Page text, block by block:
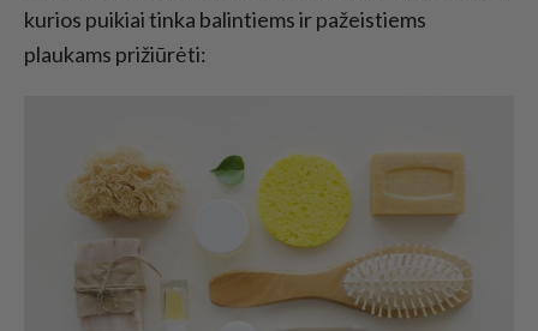
kurios puikiai tinka balintiems ir pažeistiems
plaukams prižiūrėti: